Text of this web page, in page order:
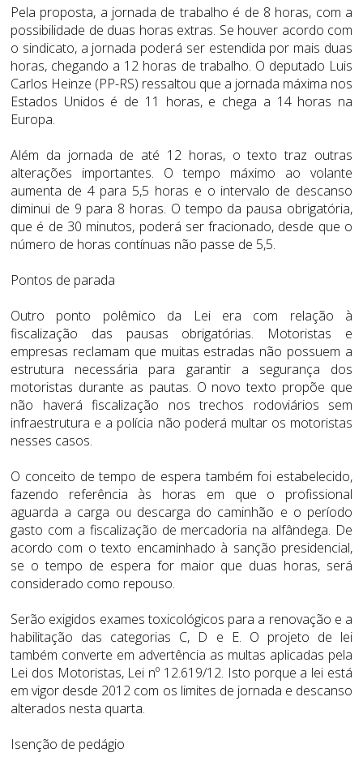
Pela proposta, a jornada de trabalho é de 8 horas, com a
possibilidade de duas horas extras. Se houver acordo com
o sindicato, a jornada poderá ser estendida por mais duas
horas, chegando a 12 horas de trabalho. O deputado Luis
Carlos Heinze (PP-RS) ressaltou que a jornada máxima nos
Estados Unidos é de 11 horas, e chega a 14 horas na
Europa.
Além da jornada de até 12 horas, o texto traz outras
alterações importantes. O tempo máximo ao volante
aumenta de 4 para 5,5 horas e o intervalo de descanso
diminui de 9 para 8 horas. O tempo da pausa obrigatória,
que é de 30 minutos, poderá ser fracionado, desde que o
número de horas contínuas não passe de 5,5.
Pontos de parada
Outro ponto polêmico da Lei era com relação à
fiscalização das pausas obrigatórias. Motoristas e
empresas reclamam que muitas estradas não possuem a
estrutura necessária para garantir a segurança dos
motoristas durante as pautas. O novo texto propõe que
não haverá fiscalização nos trechos rodoviários sem
infraestrutura e a polícia não poderá multar os motoristas
nesses casos.
O conceito de tempo de espera também foi estabelecido,
fazendo referência às horas em que o profissional
aguarda a carga ou descarga do caminhão e o período
gasto com a fiscalização de mercadoria na alfândega. De
acordo com o texto encaminhado à sanção presidencial,
se o tempo de espera for maior que duas horas, será
considerado como repouso.
Serão exigidos exames toxicológicos para a renovação e a
habilitação das categorias C, D e E. O projeto de lei
também converte em advertência as multas aplicadas pela
Lei dos Motoristas, Lei nº 12.619/12. Isto porque a lei está
em vigor desde 2012 com os limites de jornada e descanso
alterados nesta quarta.
Isenção de pedágio